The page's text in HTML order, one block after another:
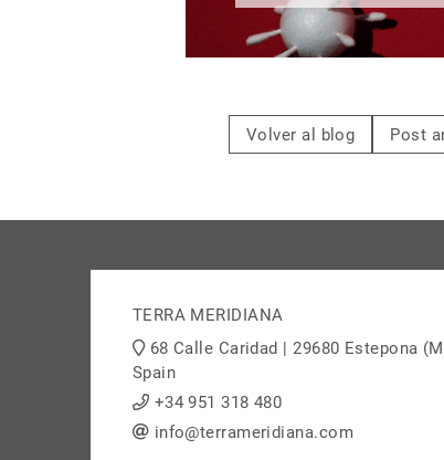
Volver al blog Post
TERRA MERIDIANA
68 Calle Caridad | 29680 Estepona
Spain
+34 951 318 480
info@terrameridiana.com